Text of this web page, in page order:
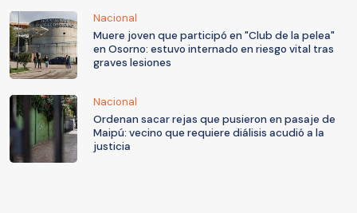
Nacional
Muere joven que participó en "Club de la pelea"
en Osorno: estuvo internado en riesgo vital tras
graves lesiones
Nacional
Ordenan sacar rejas que pusieron en pasaje de
Maipú: vecino que requiere diálisis acudió a la
justicia